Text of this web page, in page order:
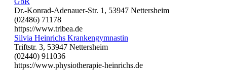
Dr.-Konrad-Adenauer-Str. 1, 53947 Nettersheim
(02486) 71178
https://www.tribea.de
Silvia Heinrichs Krankengymnastin
Triftstr. 3, 53947 Nettersheim
(02440) 911036
https://www.physiotherapie-heinrichs.de